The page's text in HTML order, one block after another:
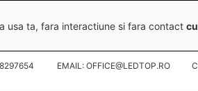
usa ta, fara interactiune si fara contact
EMAIL: OFFICE@LEDTOP.RO